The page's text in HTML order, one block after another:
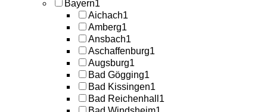
Bayern1
Aichach1
Amberg1
Ansbach1
Aschaffenburg1
Augsburg1
Bad Gögging1
Bad Kissingen1
Bad Reichenhall 1